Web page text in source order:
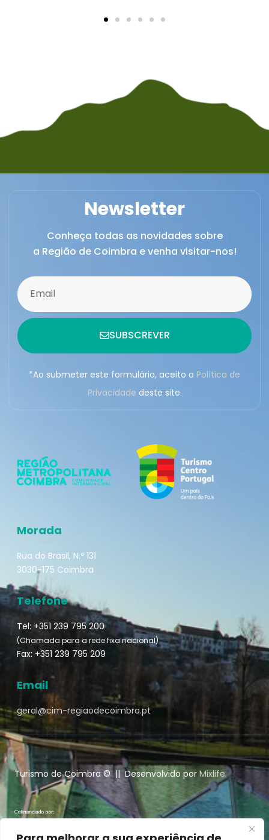
Newsletter
Conheça todas as novidades sobre
a Região de Coimbra e venha visitar-nos!
SUBSCREVER
*Ao submeter este formulário, aceito a Política de
Privacidade deste site.
Morada
Rua do Brasil, N.º 131
3030-175 Coimbra
Telefone
Tel: +351 239 795 200
(Chamada para a rede fixa nacional)
Fax: +351 239 795 209
Email
geral@cim-regiaodecoimbra.pt
Turismo de Coimbra © || Desenvolvido porMixlife